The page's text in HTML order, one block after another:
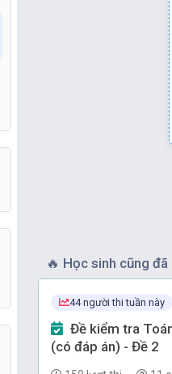
🔥 Học sinh cũng đã
44 người thi tuần này
(có đáp án) - Đề 2